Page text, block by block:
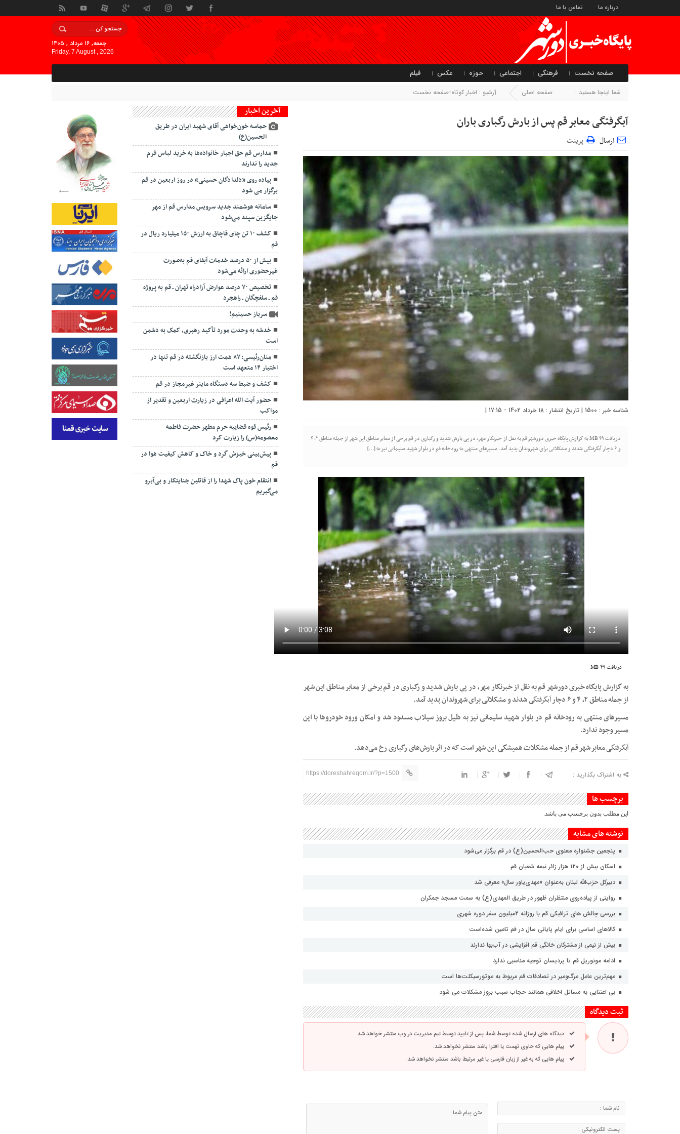
درباره ما تماس با ما
جمعه, ۱۶ مرداد , ۱۴۰۵
Friday, 7 August , 2026
صفحه نخست فرهنگی اجتماعی حوزه عکس فیلم
شما اینجا هستید : صفحه اصلی آرشیو : اخبار کوتاه-صفحه نخست
آبگرفتگی معابر قم پس از بارش رگباری باران
ارسال پرینت
شناسه خبر : 1500 | تاریخ انتشار : 18 خرداد 1402 - 17:15 |
دریافت ۴۹ MB به گزارش پایگاه خبری دورشهر قم به نقل از خبرنگار مهر، در پی بارش شدید و رگباری در قم برخی از معابر مناطق این شهر از جمله مناطق ۲، ۴
و ۶ دچار آبگرفتگی شدند و مشکلاتی برای شهروندان پدید آمد. مسیرهای منتهی به رودخانه قم در بلوار شهید سلیمانی نیز به […]
دریافت۴۹ MB
به گزارش پایگاه خبری دورشهر قم به نقل از خبرنگار مهر، در پی بارش شدید و رگباری در قم برخی از معابر مناطق این شهر
از جمله مناطق ۲، ۴ و ۶ دچار
آبگرفتگیشدند و مشکلاتی برای شهروندان پدید آمد.
مسیرهای منتهی به رودخانه قم در بلوار شهید سلیمانی نیز به دلیل بروز سیلاب مسدود شد و امکان ورود خودروها با این
مسیر وجود ندارد.
آبگرفتگیمعابر شهر قم از جمله مشکلات همیشگی این شهر است که در اثر بارش‌های رگباری رخ می‌دهد.
به اشتراک بگذارید : https://doreshahreqom.ir/?p=1500
برچسب ها
این مطلب بدون برچسب می باشد.
نوشته های مشابه
پنجمین جشنواره معنوی حب‌الحسین(ع) در قم برگزار می‌شود
اسکان بیش از ۱۲۰ هزار زائر نیمه شعبان قم
دبیرکل حزب‌الله لبنان به‌عنوان «مهدی‌یاور سال» معرفی شد
روایتی از پیاده‌روی منتظران ظهور در طریق المهدی(ع) به سمت مسجد جمکران
بررسی چالش های ترافیکی قم با روزانه ۲میلیون سفر دوره شهری
کالاهای اساسی برای ایام پایانی سال در قم تامین شده‌است
بیش از نیمی از مشترکان خانگی قم افزایشی در آب‌بها ندارند
ادامه مونوریل قم تا پردیسان توجیه مناسبی ندارد
مهم‌ترین عامل مرگ‌ومیر در تصادفات قم مربوط به موتورسیکلت‌ها است
بی اعتنایی به مسائل اخلاقی همانند حجاب سبب بروز مشکلات می شود
ثبت دیدگاه
دیدگاه های ارسال شده توسط شما، پس از تایید توسط تیم مدیریت در وب منتشر خواهد شد.
پیام هایی که حاوی تهمت یا افترا باشد منتشر نخواهد شد.
پیام هایی که به غیر از زبان فارسی یا غیر مرتبط باشد منتشر نخواهد شد.
آخرین اخبار
حماسه خون‌خواهی آقای شهید ایران در طریق
الحسین(ع)
مدارس قم حق اجبار خانواده‌ها به خرید لباس فرم
جدید را ندارند
پیاده روی «دلدادگان حسینی» در روز اربعین در قم
برگزار می شود
سامانه هوشمند جدید سرویس مدارس قم از مهر
جایگزین سپند می‌شود
کشف ۱۰ تن چای قاچاق به ارزش ۱۵۰ میلیارد ریال در
قم
بیش از ۵۰ درصد خدمات آبفای قم به‌صورت
غیرحضوری ارائه می‌شود
تخصیص ۷۰ درصد عوارض آزادراه تهران ـ قم به پروژه
قم ـ سلفچگان ـ راهجرد
سرباز حسینیم!
خدشه به وحدت مورد تأکید رهبری، کمک به دشمن
است
منان‌رئیسی: ۸۷ همت ارز بازنگشته در قم تنها در
اختیار ۱۴ متعهد است
کشف و ضبط سه دستگاه ماینر غیرمجاز در قم
حضور آیت الله اعرافی در زیارت اربعین و تقدیر از
مواکب
رئیس قوه قضاییه حرم مطهر حضرت فاطمه
معصومه(س) را زیارت کرد
پیش‌بینی خیزش گرد و خاک و کاهش کیفیت هوا در
قم
انتقام خون پاک شهدا را از قاتلین جنایتکار و بی‌آبرو
می‌گیریم